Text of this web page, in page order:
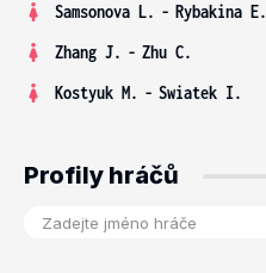
Samsonova L. - Rybakina E.
Zhang J. - Zhu C.
Kostyuk M. - Swiatek I.
Profily hráčů